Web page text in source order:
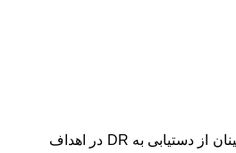
را انتخاب نمایید که شامل نرم افزار و سخت افزار، برق، تجهیزات شبکه، اتصال و آزمایش برای اطمینان از دستیابی به DR در اهداف